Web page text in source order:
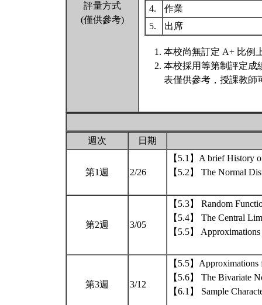
評量方式
(僅供參考)
4.
作業
5.
出席
本校尚無訂定 A+ 比例
本校採用等第制評定成
表僅供參考，授課教師
週次 日期
第1週 2/26
【5.1】A brief History
【5.2】 The Normal
第2週 3/05
【5.3】 Random
【5.4】 The Central
【5.5】
第3週 3/12
【5.5】
【5.6】 The Bivariate
【6.1】 Sample